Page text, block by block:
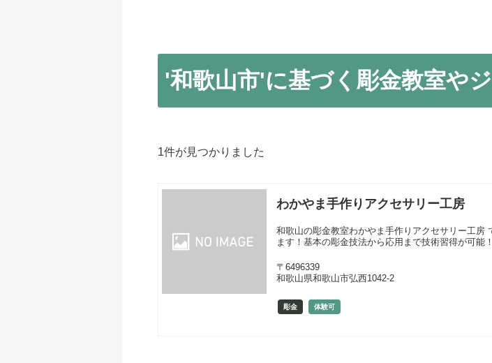
'和歌山市'に基づく彫金教室や
1件が見つかりました
わかやま手作りアクセサリー工房
和歌山の彫金教室わかやま手作りアクセサリー工房
ます！基本の彫金技法から応用まで技術習得が可能！
〒6496339
和歌山県和歌山市弘西1042-2
彫金 体験可